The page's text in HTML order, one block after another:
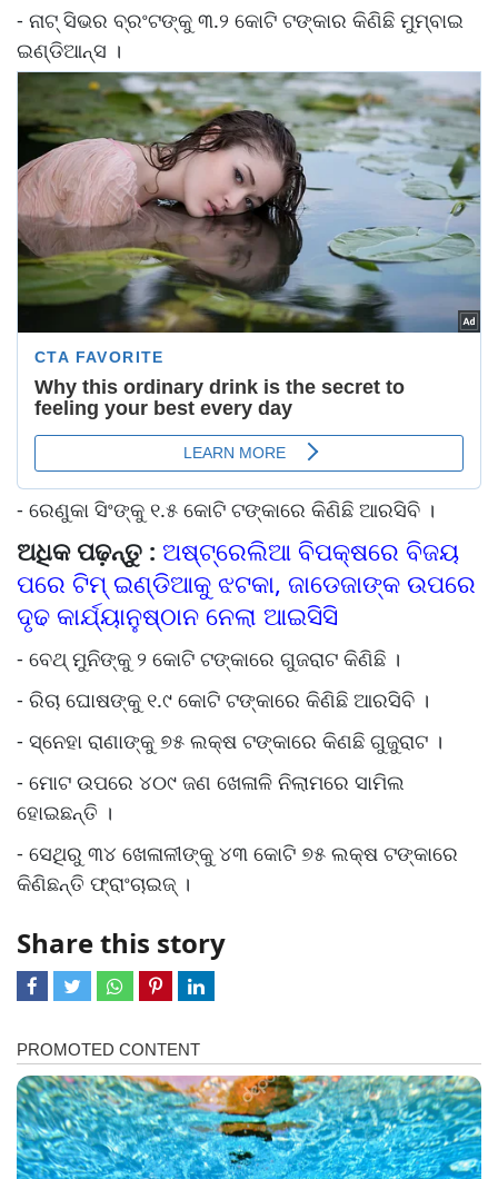
- ନାଟ୍ ସିଭର ବ୍ରଂଟଙ୍କୁ ୩.୨ କୋଟି ଟଙ୍କାର କିଣିଛି ମୁମ୍ବାଇ
ଇଣ୍ଡିଆନ୍ସ ।
- ରେଣୁକା ସିଂଙ୍କୁ ୧.୫ କୋଟି ଟଙ୍କାରେ କିଣିଛି ଆରସିବି ।
ଅଧିକ ପଢ଼ନ୍ତୁ : ଅଷ୍ଟ୍ରେଲିଆ ବିପକ୍ଷରେ ବିଜୟ
ପରେ ଟିମ୍‌ ଇଣ୍ଡିଆକୁ ଝଟକା, ଜାଡେଜାଙ୍କ ଉପରେ
ଦୃଢ କାର୍ଯ୍ୟାନୁଷ୍ଠାନ ନେଲା ଆଇସିସି
- ବେଥ୍ ମୁନିଙ୍କୁ ୨ କୋଟି ଟଙ୍କାରେ ଗୁଜରାଟ କିଣିଛି ।
- ରିଚା ଘୋଷଙ୍କୁ ୧.୯ କୋଟି ଟଙ୍କାରେ କିଣିଛି ଆରସିବି ।
- ସ୍ନେହା ରାଣାଙ୍କୁ ୭୫ ଲକ୍ଷ ଟଙ୍କାରେ କିଣଛି ଗୁଜୁରାଟ ।
- ମୋଟ ଉପରେ ୪୦୯ ଜଣ ଖେଳାଳି ନିଲାମରେ ସାମିଲ
ହୋଇଛନ୍ତି ।
- ସେଥିରୁ ୩୪ ଖେଳାଳୀଙ୍କୁ ୪୩ କୋଟି ୭୫ ଲକ୍ଷ ଟଙ୍କାରେ
କିଣିଛନ୍ତି ଫ୍ରାଂଚାଇଜ୍ ।
Share this story